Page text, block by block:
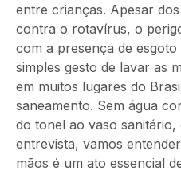
entre crianças. Apesar
contra o rotavírus, o
com a presença de
simples gesto de lavar as
em muitos lugares do
saneamento. Sem água
do tonel ao vaso
entrevista, vamos
mãos é um ato essencial